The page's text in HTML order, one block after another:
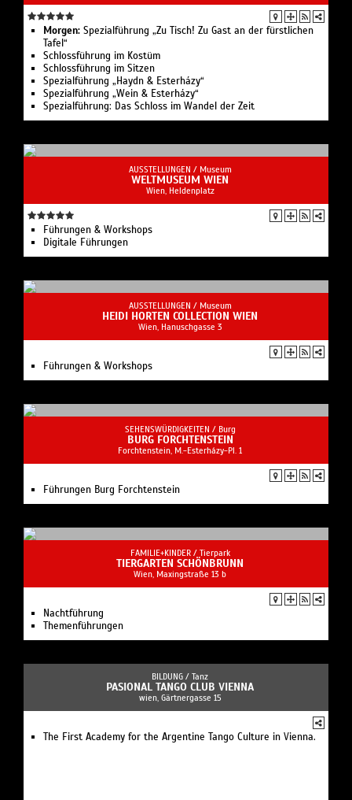
Morgen: Spezialführung „Zu Tisch! Zu Gast an der fürstlichen
Tafel“
Schlossführung im Kostüm
Schlossführung im Sitzen
Spezialführung „Haydn & Esterházy“
Spezialführung „Wein & Esterházy“
Spezialführung: Das Schloss im Wandel der Zeit
AUSSTELLUNGEN / Museum
WELTMUSEUM WIEN
Wien, Heldenplatz
Führungen & Workshops
Digitale Führungen
AUSSTELLUNGEN / Museum
HEIDI HORTEN COLLECTION WIEN
Wien, Hanuschgasse 3
Führungen & Workshops
SEHENSWÜRDIGKEITEN / Burg
BURG FORCHTENSTEIN
Forchtenstein, M.-Esterházy-Pl. 1
Führungen Burg Forchtenstein
FAMILIE+KINDER / Tierpark
TIERGARTEN SCHÖNBRUNN
Wien, Maxingstraße 13 b
Nachtführung
Themenführungen
BILDUNG / Tanz
PASIONAL TANGO CLUB VIENNA
wien, Gärtnergasse 15
The First Academy for the Argentine Tango Culture in Vienna.